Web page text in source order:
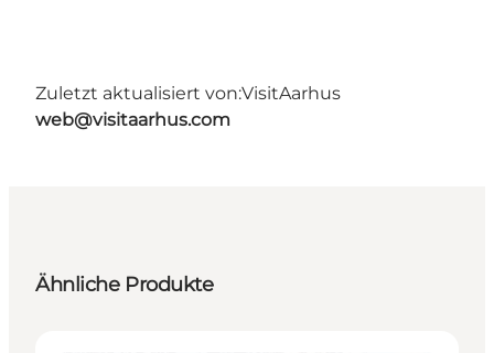
Zuletzt aktualisiert von:VisitAarhus
web@visitaarhus.com
Ähnliche Produkte